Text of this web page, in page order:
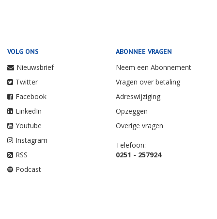
VOLG ONS
Nieuwsbrief
Twitter
Facebook
LinkedIn
Youtube
Instagram
RSS
Podcast
ABONNEE VRAGEN
Neem een Abonnement
Vragen over betaling
Adreswijziging
Opzeggen
Overige vragen
Telefoon:
0251 - 257924